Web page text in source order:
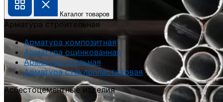
Каталог товаров
Арматура строительная
Арматура композитная
Арматура оцинкованная
Арматура стальная
Арматура стеклопластиковая
Асбестоцементные изделия